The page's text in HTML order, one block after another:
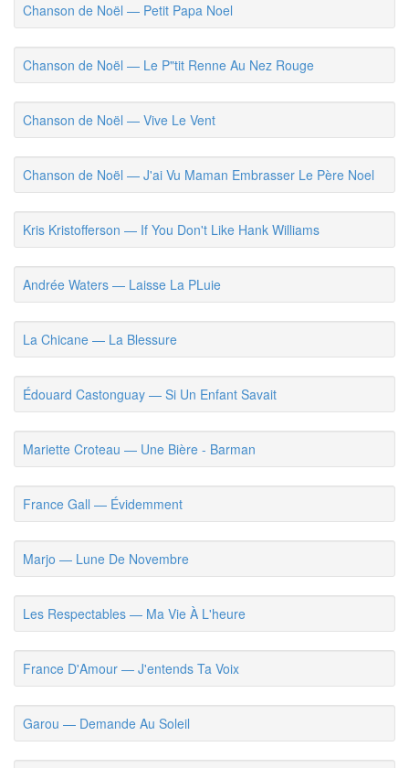
Chanson de Noël — Petit Papa Noel
Chanson de Noël — Le P"tit Renne Au Nez Rouge
Chanson de Noël — Vive Le Vent
Chanson de Noël — J'ai Vu Maman Embrasser Le Père Noel
Kris Kristofferson — If You Don't Like Hank Williams
Andrée Waters — Laisse La PLuie
La Chicane — La Blessure
Édouard Castonguay — Si Un Enfant Savait
Mariette Croteau — Une Bière - Barman
France Gall — Évidemment
Marjo — Lune De Novembre
Les Respectables — Ma Vie À L'heure
France D'Amour — J'entends Ta Voix
Garou — Demande Au Soleil